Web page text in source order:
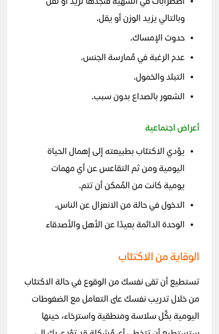
وبالتالي يزيد الوزن أو يقل.
حدوث الإمساك.
عدم الرغبة في مُمارسة الجنس.
التبلد والخمول.
الشعور بالصداع بدون سبب.
أعراض اجتماعية
يؤدي الاكتئاب بطبيعته إلى إهمال الحياة
اليومية ومن ثم التقاعس عن أي مهمات
يومية كانت من المُمكن أن تتم.
الدخول في حالة من الانعزال عن الناس.
الوحدة الدائمة بعيدًا عن الأهل والأصدقاء
الوقاية من الاكتئاب
تستطيع أن تقى نفسك من الوقوع في حالة الاكتئاب
من خلال تدريب نفسك على التعامل مع الضغوطات
اليومية بكُل سلاسة ومنطقية واسترخاء، حينها